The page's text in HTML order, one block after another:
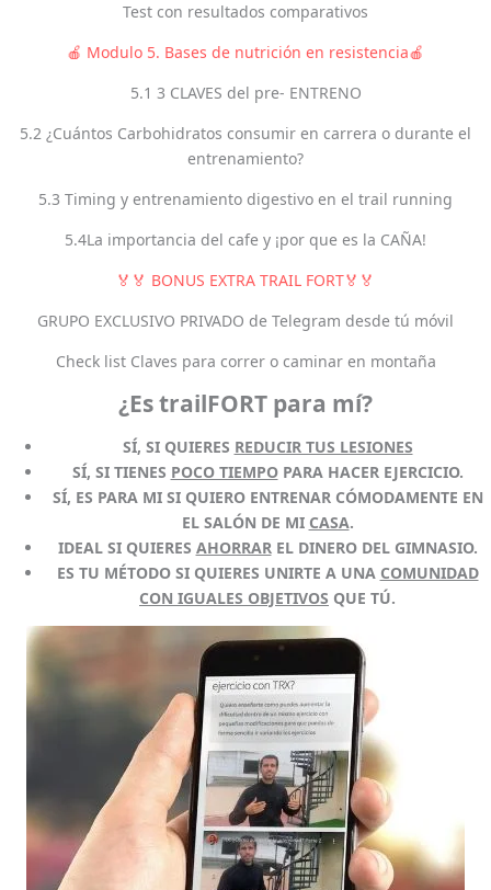
Test con resultados comparativos
🍎 Modulo 5. Bases de nutrición en resistencia🍎
5.1 3 CLAVES del pre- ENTRENO
5.2 ¿Cuántos Carbohidratos consumir en carrera o durante el
entrenamiento?
5.3 Timing y entrenamiento digestivo en el trail running
5.4La importancia del cafe y ¡por que es la CAÑA!
🏅🏅 BONUS EXTRA TRAIL FORT🏅🏅
GRUPO EXCLUSIVO PRIVADO de Telegram desde tú móvil
Check list Claves para correr o caminar en montaña
¿Es trailFORT para mí?
SÍ, SI QUIERES REDUCIR TUS LESIONES
SÍ, SI TIENES POCO TIEMPOPARA HACER EJERCICIO.
SÍ, ES PARA MI SI QUIERO ENTRENAR CÓMODAMENTE EN
EL SALÓN DE MI CASA.
IDEAL SI QUIERES AHORRAREL DINERO DEL GIMNASIO.
ES TU MÉTODO SI QUIERES UNIRTE A UNA COMUNIDAD
CON IGUALES OBJETIVOS QUE TÚ.